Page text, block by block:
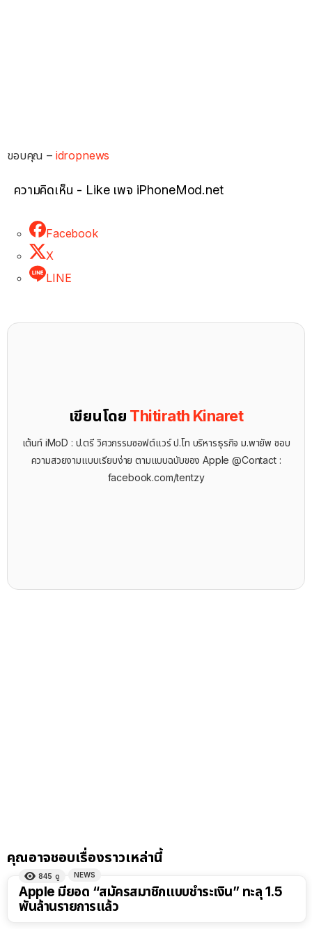
ขอบคุณ – idropnews
ความคิดเห็น - Like เพจ iPhoneMod.net
Facebook
X
LINE
เขียนโดย Thitirath Kinaret
เต้นท์ iMoD : ป.ตรี วิศวกรรมซอฟต์แวร์ ป.โท บริหารธุรกิจ ม.พายัพ ชอบ
ความสวยงามแบบเรียบง่าย ตามแบบฉบับของ Apple @Contact :
facebook.com/tentzy
คุณอาจชอบเรื่องราวเหล่านี้
845 ดู NEWS
Apple มียอด “สมัครสมาชิกแบบชำระเงิน” ทะลุ 1.5
พันล้านรายการแล้ว